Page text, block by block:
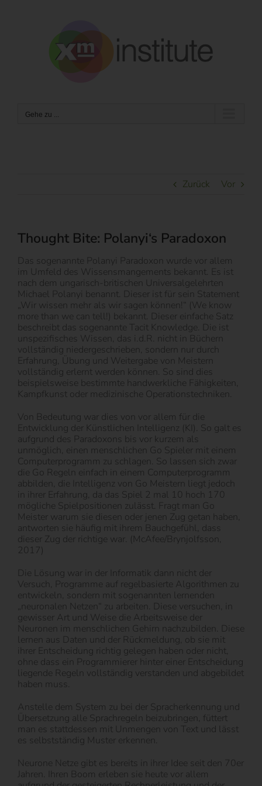
Gehe zu ...
Zurück Vor
Thought Bite: Polanyi‘s Paradoxon
Das sogenannte Polanyi Paradoxon wurde vor allem
im Umfeld des Wissensmangements bekannt. Es ist
nach dem ungarisch-britischen Universalgelehrten
Michael Polanyi benannt. Dieser ist für sein Statement
„Wir wissen mehr als wir sagen können!“ (We know
more than we can tell!) bekannt. Dieser einfache Satz
beschreibt das sogenannte Tacit Knowledge. Die ist
unspezifisches Wissen, das i.d.R. nicht in Büchern
vollständig niedergeschrieben, sondern nur durch
Erfahrung, Übung und Weitergabe von Meistern
vollständig erlernt werden können. So sind dies
beispielsweise bestimmte handwerkliche Fähigkeiten,
Kampfkunst oder medizinische Operationstechniken.
Von Bedeutung war dies von vor allem für die
Entwicklung der Künstlichen Intelligenz (KI). So galt es
aufgrund des Paradoxons bis vor kurzem als
unmöglich, einen menschlichen Go Spieler mit einem
Computerprogramm zu schlagen. So lassen sich zwar
die Go Regeln einfach in einem Computerprogramm
abbilden, die Intelligenz von Go Meistern liegt jedoch
in ihrer Erfahrung, da das Spiel 2 mal 10 hoch 170
mögliche Spielpositionen zulässt. Fragt man Go
Meister warum sie diesen oder jenen Zug getan haben,
antworten sie häufig mit ihrem Bauchgefühl, dass
dieser Zug der richtige war. (McAfee/Brynjolfsson,
2017)
Die Lösung war in der Informatik dann nicht der
Versuch, Programme auf regelbasierte Algorithmen zu
entwickeln, sondern mit sogenannten lernenden
„neuronalen Netzen“ zu arbeiten. Diese versuchen, in
gewisser Art und Weise die Arbeitsweise der
Neuronen im menschlichen Gehirn nachzubilden. Diese
lernen aus Daten und der Rückmeldung, ob sie mit
ihrer Entscheidung richtig gelegen haben oder nicht,
ohne dass ein Programmierer hinter einer Entscheidung
liegende Regeln vollständig verstanden und abgebildet
haben muss.
Anstelle dem System zu bei der Spracherkennung und
Übersetzung alle Sprachregeln beizubringen, füttert
man es stattdessen mit Unmengen von Text und lässt
es selbstständig Muster erkennen.
Neurone Netze gibt es bereits in ihrer Idee seit den 70er
Jahren. Ihren Boom erleben sie heute vor allem